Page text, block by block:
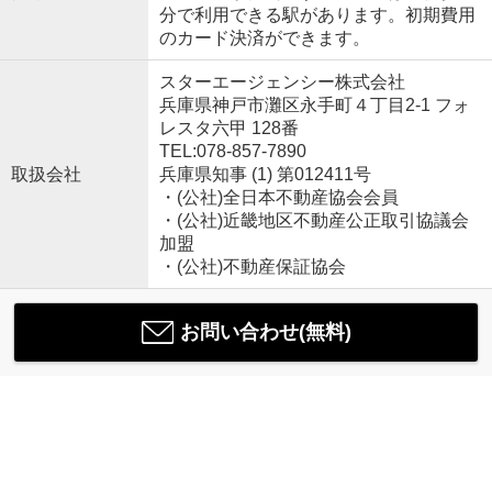
分で利用できる駅があります。初期費用
のカード決済ができます。
取扱会社
スターエージェンシー株式会社
兵庫県神戸市灘区永手町４丁目2-1 フォ
レスタ六甲 128番
TEL:078-857-7890
兵庫県知事 (1) 第012411号
・(公社)全日本不動産協会会員
・(公社)近畿地区不動産公正取引協議会
加盟
・(公社)不動産保証協会
お問い合わせ(無料)